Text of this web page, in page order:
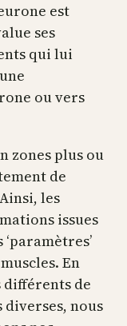
est
ses
qui lui
ou vers
zones plus ou
de
les
issues
‘paramètres’
En
différents de
nous